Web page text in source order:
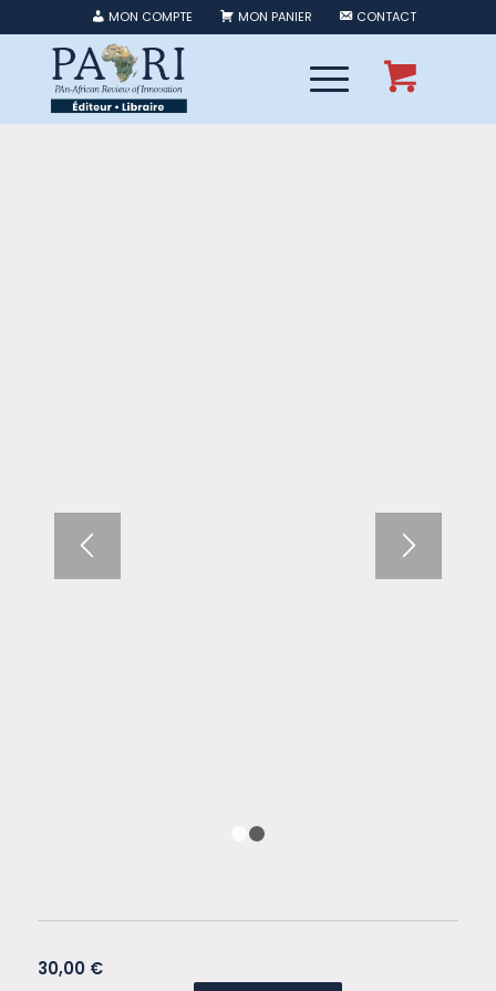
MON COMPTE MON PANIER CONTACT
30,00 €